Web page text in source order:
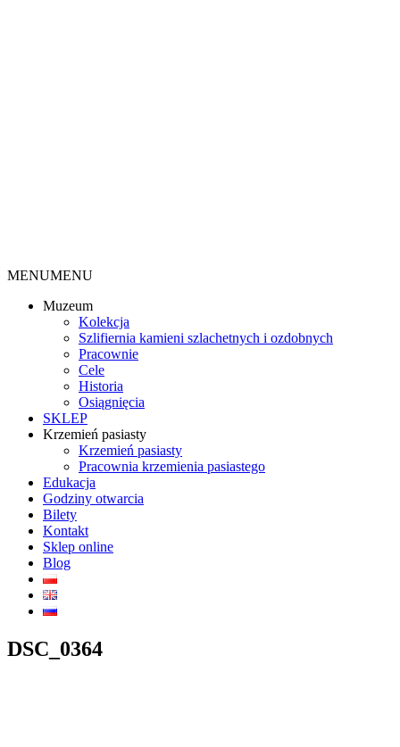
MENUMENU
Muzeum
Kolekcja
Szlifiernia kamieni szlachetnych i ozdobnych
Pracownie
Cele
Historia
Osiągnięcia
SKLEP
Krzemień pasiasty
Krzemień pasiasty
Pracownia krzemienia pasiastego
Edukacja
Godziny otwarcia
Bilety
Kontakt
Sklep online
Blog
DSC_0364